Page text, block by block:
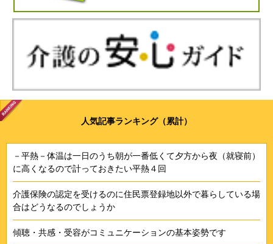
人気記事ランキング（累計）
－平熱－体温は一日のうち朝が一番低くて夕方から夜（就寝前）
に高くなるので計っておきたい平熱４回
介護保険の認定を受けるのに住民票登録地以外で暮らしている場
合はどうなるのでしょうか
傾聴・共感・受容がコミュニケーションの基本姿勢です